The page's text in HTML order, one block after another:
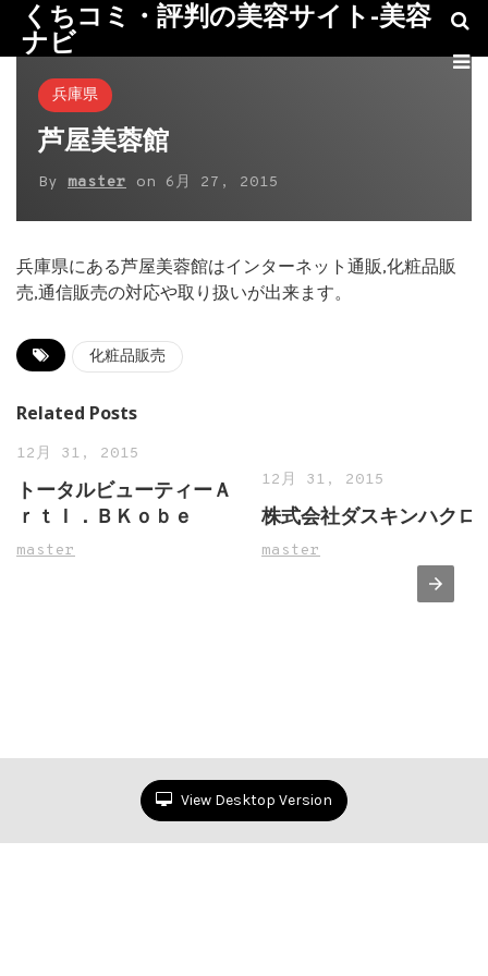
くちコミ・評判の美容サイト-美容
ナビ
兵庫県
芦屋美蓉館
By master on 6月 27, 2015
兵庫県にある芦屋美蓉館はインターネット通販,化粧品販
売,通信販売の対応や取り扱いが出来ます。
化粧品販売
Related Posts
12月 31, 2015
トータルビューティーＡ
ｒｔＩ．ＢＫｏｂｅ
master
12月 31, 2015
株式会社ダスキンハクロ
master
View Desktop Version